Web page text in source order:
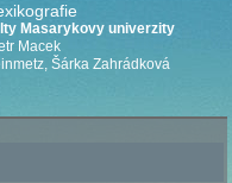
Masarykovy univerzity
Macek
Šárka Zahrádková